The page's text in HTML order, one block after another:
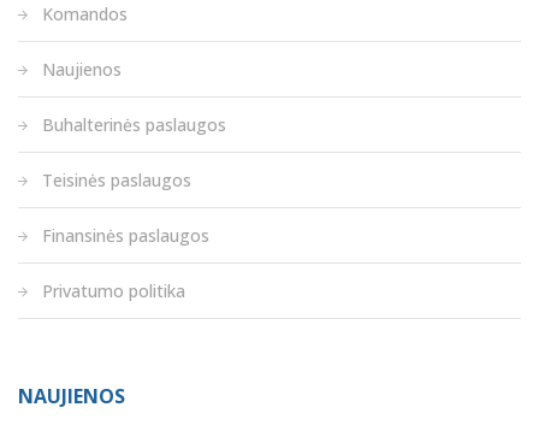
Komandos
Naujienos
Buhalterinės paslaugos
Teisinės paslaugos
Finansinės paslaugos
Privatumo politika
NAUJIENOS